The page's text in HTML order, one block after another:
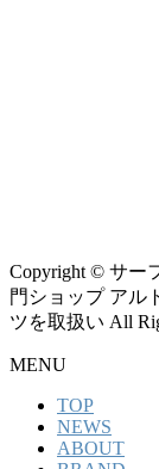
Copyright © サー
門ショップ アル
ツを取扱い All
MENU
TOP
NEWS
ABOUT